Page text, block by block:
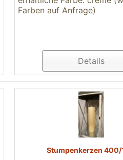
Farben auf Anfrage)
Details
Stumpenkerzen 400/